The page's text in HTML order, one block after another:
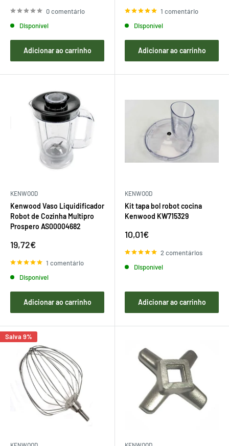
venda
0 comentário
Disponível
Adicionar ao carrinho
venda
1 comentário
Disponível
Adicionar ao carrinho
KENWOOD
Kenwood Vaso Liquidificador
Robot de Cozinha Multipro
Prospero AS00004682
Preço
venda
19,72€
1 comentário
Disponível
Adicionar ao carrinho
KENWOOD
Kit tapa bol robot cocina
Kenwood KW715329
Preço
venda
10,01€
2 comentários
Disponível
Adicionar ao carrinho
Salva 9%